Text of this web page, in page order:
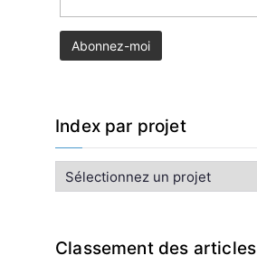
Index par projet
n
x
Classement des articles